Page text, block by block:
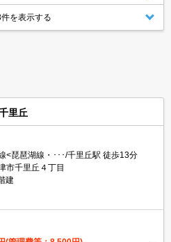
を表示する
里丘
<琵琶湖線・･･･/千里丘駅 徒歩13分
市千里丘４丁目
建